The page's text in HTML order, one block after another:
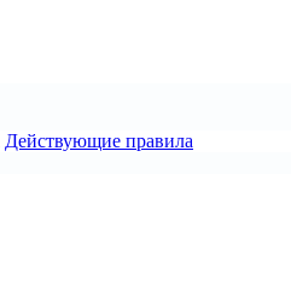
Действующие правила